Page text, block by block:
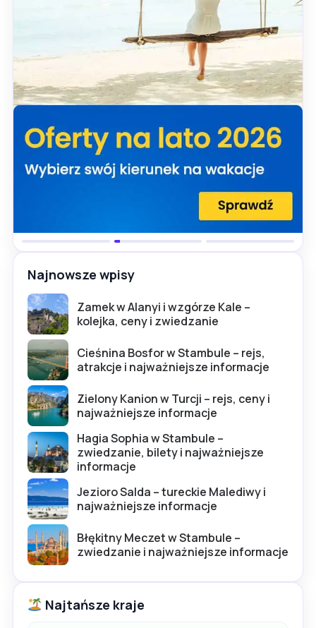
Najnowsze wpisy
Zamek w Alanyi i wzgórze Kale –
kolejka, ceny i zwiedzanie
Cieśnina Bosfor w Stambule – rejs,
atrakcje i najważniejsze informacje
Zielony Kanion w Turcji – rejs, ceny i
najważniejsze informacje
Hagia Sophia w Stambule –
zwiedzanie, bilety i najważniejsze
informacje
Jezioro Salda – tureckie Malediwy i
najważniejsze informacje
Błękitny Meczet w Stambule –
zwiedzanie i najważniejsze informacje
Najtańsze kraje